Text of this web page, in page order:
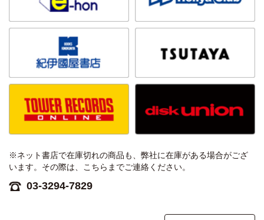
※ネット書店で在庫切れの商品も、弊社に在庫がある場合がござ
います。その際は、こちらまでご連絡ください。
03-3294-7829